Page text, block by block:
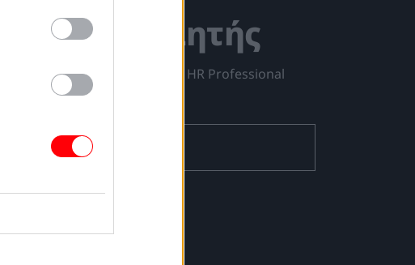
Γίνε Συνδρομητής
στο περιοδικό του HR Professional
ΕΓΓΡΑΦΗ